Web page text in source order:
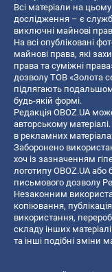
Всі матеріали на цьому
дослідження – є
виключні майнові
На всі опубліковані
майнові права, які
права та суміжні
дозволу ТОВ «Золота
підлягають
будь-якій формі.
Редакція OBOZ.UA
авторському
в рекламних
Заборонено
хоч із зазначенням
логотипу OBOZ.UA або
письмового дозволу
Незаконним
копiювання,
використання,
складу інших
та інші подібні зміни